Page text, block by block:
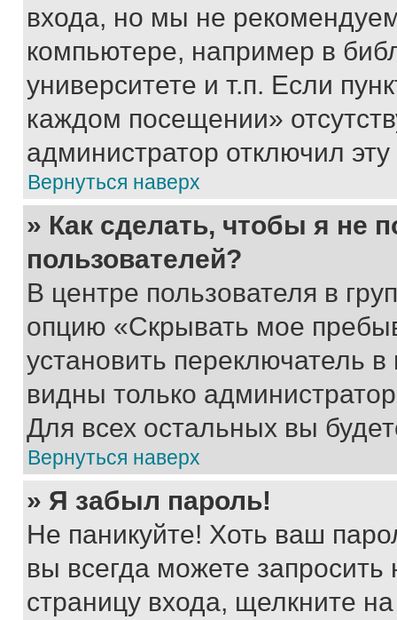
входа, но мы не
компьютере, например в
университете и т.п. Если
каждом посещении»
администратор отключил
Вернуться наверх
» Как сделать, чтобы я не
пользователей?
В центре пользователя в
опцию «Скрывать мое
установить переключатель
видны только
Для всех остальных вы
Вернуться наверх
» Я забыл пароль!
Не паникуйте! Хоть ваш
вы всегда можете
страницу входа, щелкните